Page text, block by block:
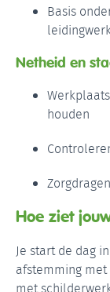
Basis
Netheid en
houden
Hoe ziet
Je start de dag
afstemming met
met